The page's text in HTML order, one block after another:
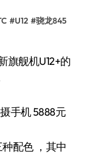
#U12 #骁龙845
配色 ，其中